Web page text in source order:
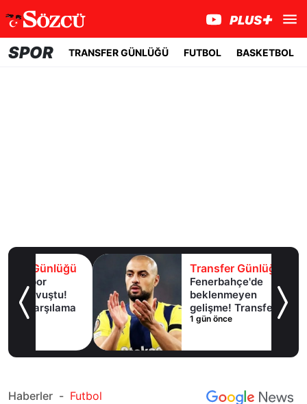
SPOR TRANSFER GÜNLÜĞÜ FUTBOL BASKETBOL
Transfer Günlüğü
Fenerbahçe'de
beklenmeyen
gelişme! Transfer
iptal oldu
1 gün önce
Haberler - Futbol